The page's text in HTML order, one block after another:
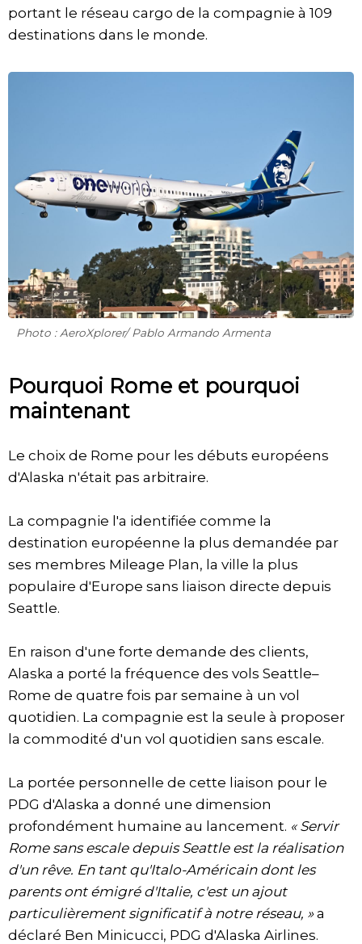
portant le réseau cargo de la compagnie à 109
destinations dans le monde.
Photo : AeroXplorer/ Pablo Armando Armenta
Pourquoi Rome et pourquoi
maintenant
Le choix de Rome pour les débuts européens
d'Alaska n'était pas arbitraire.
La compagnie l'a identifiée comme la
destination européenne la plus demandée par
ses membres Mileage Plan, la ville la plus
populaire d'Europe sans liaison directe depuis
Seattle.
En raison d'une forte demande des clients,
Alaska a porté la fréquence des vols Seattle–
Rome de quatre fois par semaine à un vol
quotidien. La compagnie est la seule à proposer
la commodité d'un vol quotidien sans escale.
La portée personnelle de cette liaison pour le
PDG d'Alaska a donné une dimension
profondément humaine au lancement. « Servir
Rome sans escale depuis Seattle est la réalisation
d'un rêve. En tant qu'Italo-Américain dont les
parents ont émigré d'Italie, c'est un ajout
particulièrement significatif à notre réseau, »a
déclaré Ben Minicucci, PDG d'Alaska Airlines.